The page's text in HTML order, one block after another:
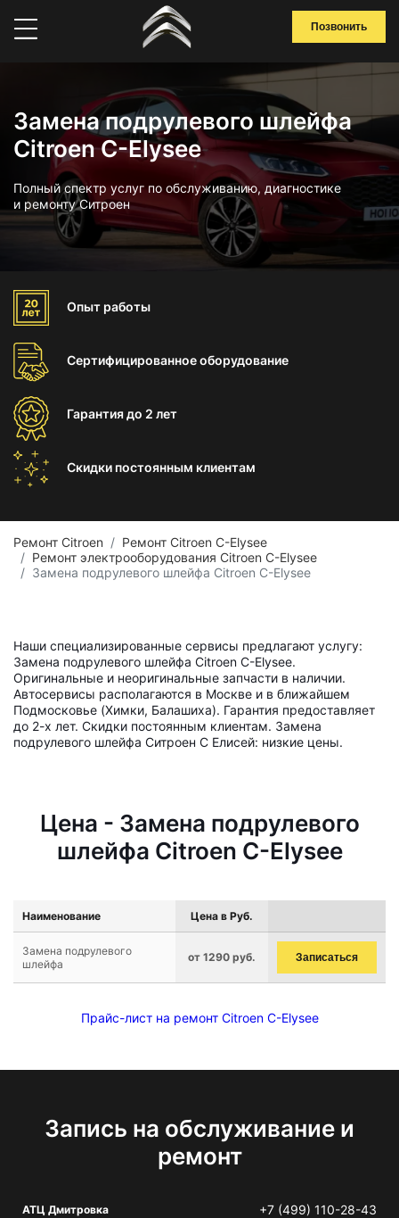
Позвонить
Замена подрулевого шлейфа
Citroen C-Elysee
Полный спектр услуг по обслуживанию, диагностике
и ремонту Ситроен
Опыт работы
Сертифицированноеоборудование
Гарантиядо 2 лет
Скидки постоянным клиентам
Ремонт Citroen
Ремонт Citroen C-Elysee
Ремонт электрооборудования Citroen C-Elysee
Замена подрулевого шлейфа Citroen C-Elysee
Наши специализированные сервисы предлагают услугу:
Замена подрулевого шлейфа Citroen C-Elysee.
Оригинальные и неоригинальные запчасти в наличии.
Автосервисы располагаются в Москве и в ближайшем
Подмосковье (Химки, Балашиха). Гарантия предоставляет
до 2-х лет. Скидки постоянным клиентам. Замена
подрулевого шлейфа Ситроен С Елисей: низкие цены.
Цена - Замена подрулевого
шлейфа Citroen C-Elysee
Наименование Цена в Руб.
Замена подрулевого
шлейфа
от 1290 руб. Записаться
Прайс-лист на ремонт Citroen C-Elysee
Запись на обслуживание и
ремонт
АТЦ Дмитровка +7 (499) 110-28-43